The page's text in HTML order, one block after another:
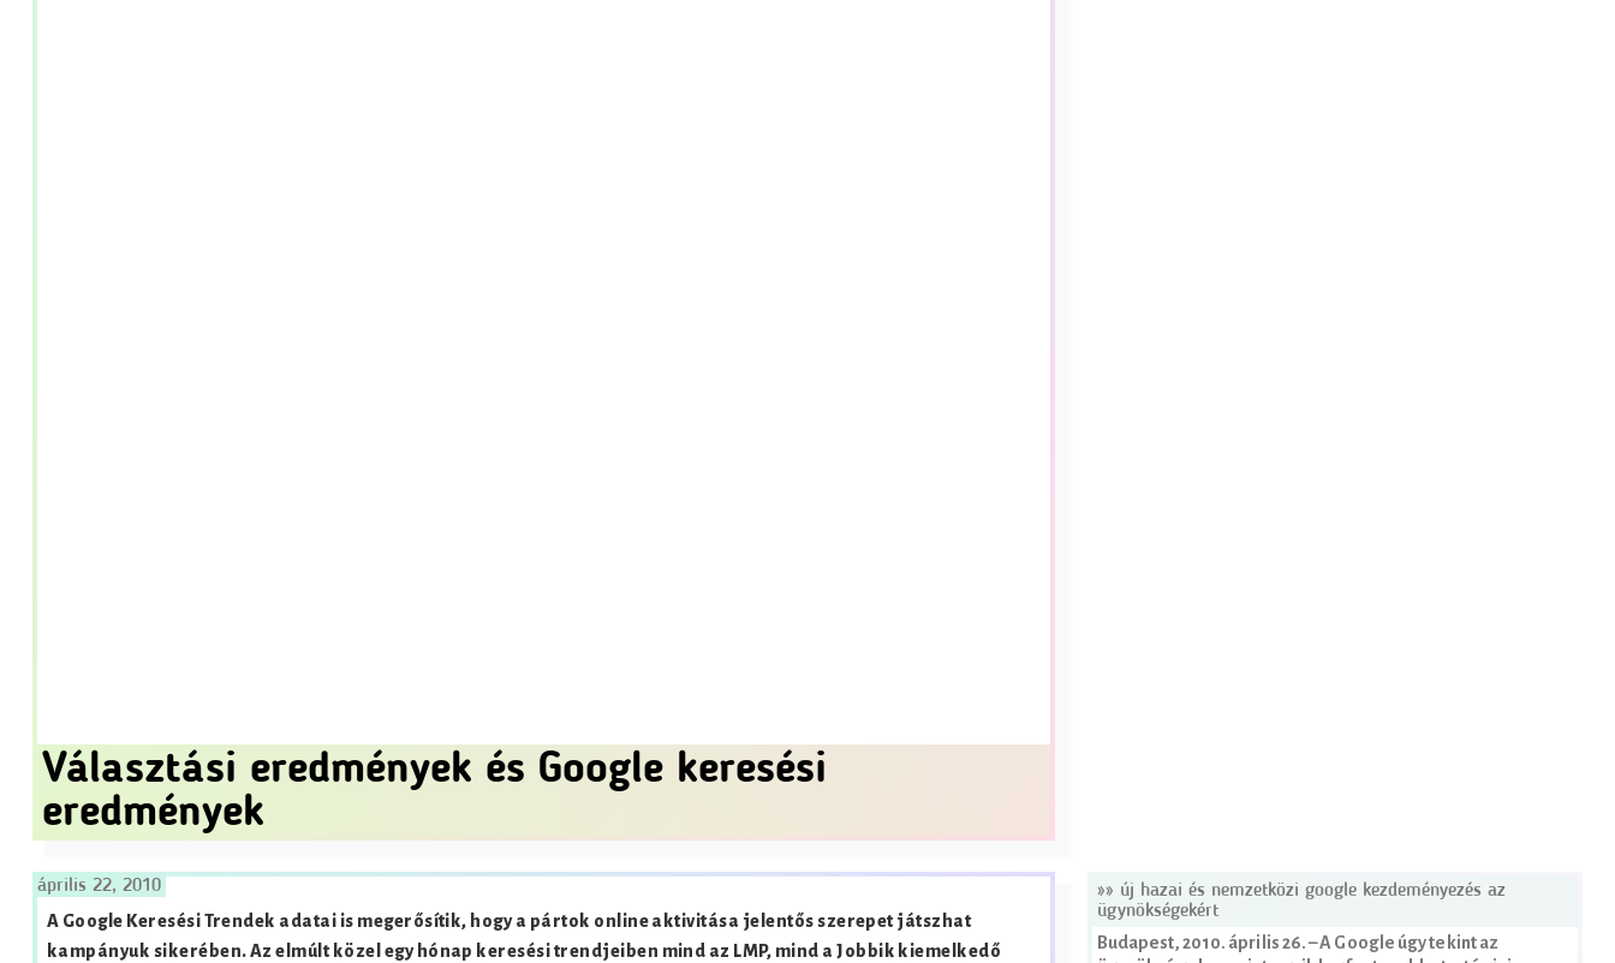
Választási eredmények és Google keresési
eredmények
április 22, 2010
A Google Keresési Trendek adatai is megerősítik, hogy a pártok online aktivitása jelentős szerepet játszhat
kampányuk sikerében. Az elmúlt közel egy hónap keresési trendjeiben mind az LMP, mind a Jobbik kiemelkedő
»» új hazai és nemzetközi google kezdeményezés az
ügynökségekért
Budapest, 2010. április 26. – A Google úgy tekint az